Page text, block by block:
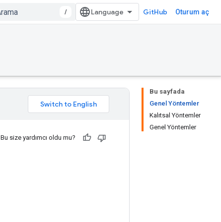
/ GitHub Oturum aç
Bu sayfada
Genel Yöntemler
Kalıtsal Yöntemler
Genel Yöntemler
Bu size yardımcı oldu mu?